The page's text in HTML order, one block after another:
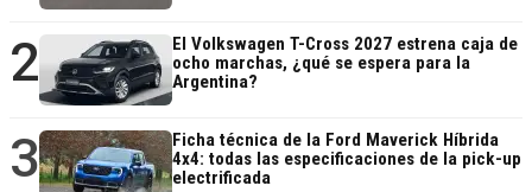
2
El Volkswagen T-Cross 2027 estrena caja de
ocho marchas, ¿qué se espera para la
Argentina?
3
Ficha técnica de la Ford Maverick Híbrida
4x4: todas las especificaciones de la pick-up
electrificada